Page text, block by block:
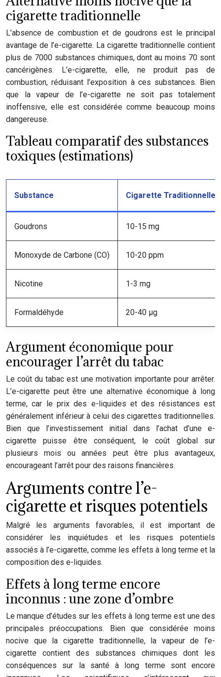
cigarette traditionnelle
L’absence de combustion et de goudrons est le principal
avantage de l’e-cigarette. La cigarette traditionnelle contient
plus de 7000 substances chimiques, dont au moins 70 sont
cancérigènes. L’e-cigarette, elle, ne produit pas de
combustion, réduisant l’exposition à ces substances. Bien
que la vapeur de l’e-cigarette ne soit pas totalement
inoffensive, elle est considérée comme beaucoup moins
dangereuse.
Tableau comparatif des substances
toxiques (estimations)
Substance Cigarette Traditionnelle
Goudrons 10-15 mg
Monoxyde de Carbone (CO) 10-20 ppm
Nicotine 1-3 mg
Formaldéhyde 20-40 µg
Argument économique pour
encourager l’arrêt du tabac
Le coût du tabac est une motivation importante pour arrêter.
L’e-cigarette peut être une alternative économique à long
terme, car le prix des e-liquides et des résistances est
généralement inférieur à celui des cigarettes traditionnelles.
Bien que l’investissement initial dans l’achat d’une e-
cigarette puisse être conséquent, le coût global sur
plusieurs mois ou années peut être plus avantageux,
encourageant l’arrêt pour des raisons financières.
Arguments contre l’e-
cigarette et risques potentiels
Malgré les arguments favorables, il est important de
considérer les inquiétudes et les risques potentiels
associés à l’e-cigarette, comme les effets à long terme et la
composition des e-liquides.
Effets à long terme encore
inconnus : une zone d’ombre
Le manque d’études sur les effets à long terme est une des
principales préoccupations. Bien que considérée moins
nocive que la cigarette traditionnelle, la vapeur de l’e-
cigarette contient des substances chimiques dont les
conséquences sur la santé à long terme sont encore